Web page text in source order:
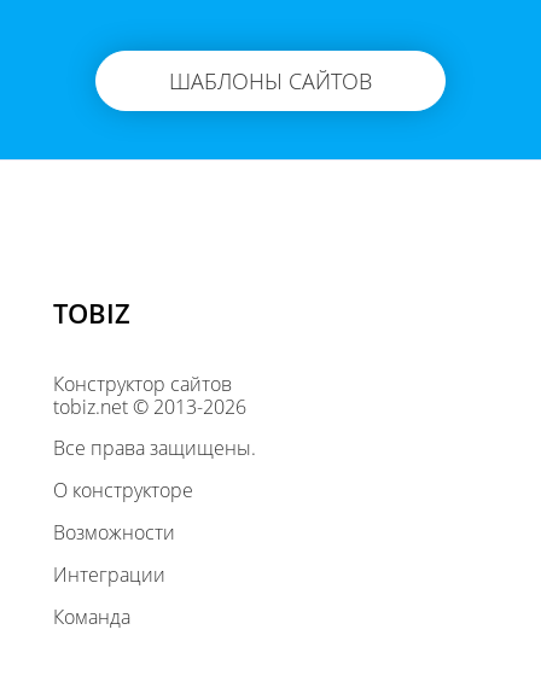
ШАБЛОНЫ САЙТОВ
TOBIZ
Конструктор сайтов
tobiz.net © 2013-2026
Все права защищены.
О конструкторе
Возможности
Интеграции
Команда